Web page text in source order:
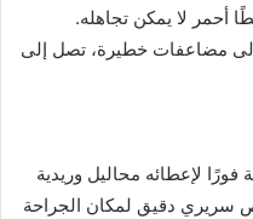
أحمر لا يمكن تجاهله.
مضاعفات خطيرة، تصل إلى
فورًا لإعطائه محاليل وريدية
سريري دقيق لمكان الجراحة